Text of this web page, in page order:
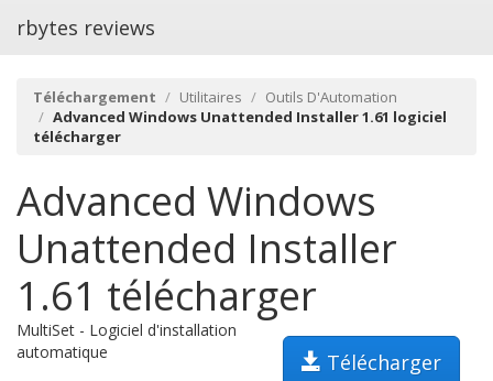
rbytes reviews
Téléchargement Utilitaires
Outils D'Automation
Advanced Windows Unattended Installer 1.61 logiciel
télécharger
Advanced Windows
Unattended Installer
1.61 télécharger
Télécharger
MultiSet - Logiciel d'installation
automatique